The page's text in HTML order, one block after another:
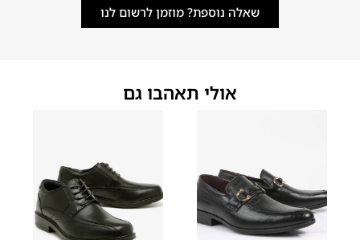
שאלה נוספת? מוזמן לרשום לנו
אולי תאהבו גם